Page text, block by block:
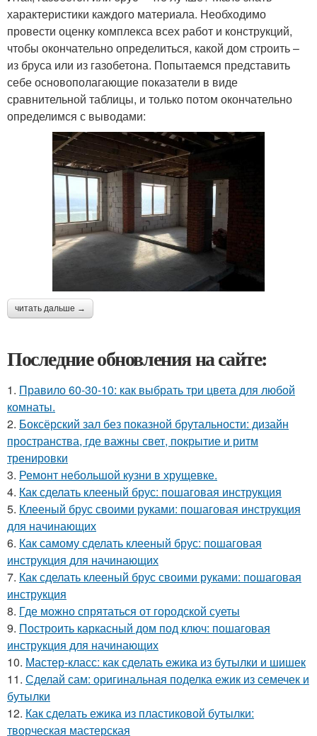
характеристики каждого материала. Необходимо
провести оценку комплекса всех работ и конструкций,
чтобы окончательно определиться, какой дом строить –
из бруса или из газобетона. Попытаемся представить
себе основополагающие показатели в виде
сравнительной таблицы, и только потом окончательно
определимся с выводами:
читать дальше →
Последние обновления на сайте:
1. Правило 60-30-10: как выбрать три цвета для любой
комнаты.
2. Боксёрский зал без показной брутальности: дизайн
пространства, где важны свет, покрытие и ритм
тренировки
3. Ремонт небольшой кузни в хрущевке.
4. Как сделать клееный брус: пошаговая инструкция
5. Клееный брус своими руками: пошаговая инструкция
для начинающих
6. Как самому сделать клееный брус: пошаговая
инструкция для начинающих
7. Как сделать клееный брус своими руками: пошаговая
инструкция
8. Где можно спрятаться от городской суеты
9. Построить каркасный дом под ключ: пошаговая
инструкция для начинающих
10. Мастер-класс: как сделать ежика из бутылки и шишек
11. Сделай сам: оригинальная поделка ежик из семечек и
бутылки
12. Как сделать ежика из пластиковой бутылки:
творческая мастерская